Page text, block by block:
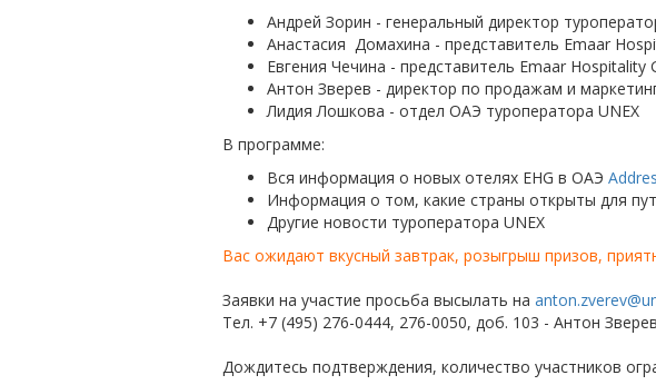
Андрей Зорин - генеральный директор
Анастасия Домахина - представитель Emaar
Евгения Чечина - представитель Emaar
Антон Зверев - директор по продажам и
Лидия Лошкова - отдел ОАЭ туроператора UNEX
В программе:
Вся информация о новых отелях EHG в ОАЭ
Информация о том, какие страны открыты для
Другие новости туроператора UNEX
Вас ожидают вкусный завтрак, розыгрыш призов,
Заявки на участие просьба высылать на
Тел. +7 (495) 276-0444, 276-0050, доб. 103 - Антон Зверев
Дождитесь подтверждения, количество участников